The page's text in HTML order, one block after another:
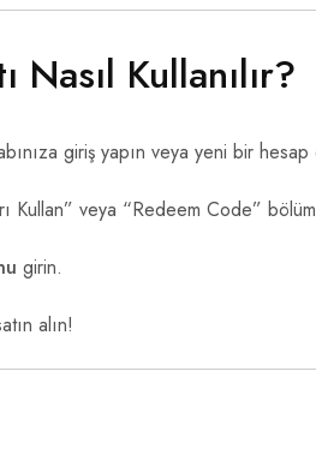
Nasıl Kullanılır?
giriş yapın veya yeni bir hesap
Kullan” veya “Redeem Code”
girin.
alın!